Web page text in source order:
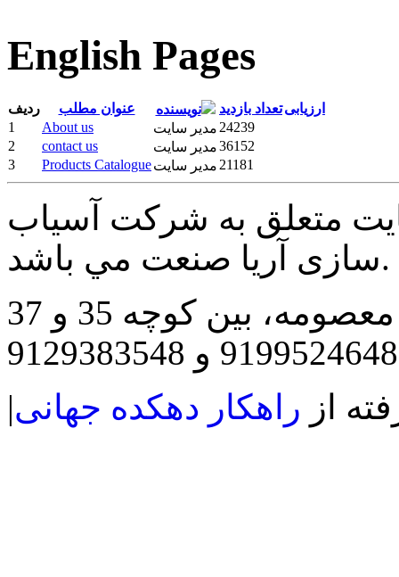
English Pages
ردیف عنوان مطلب نویسنده تعداد بازدیدارزیابی
1
About us مدیر سایت 24239
2
contact us مدیر سایت36152
3
Products Catalogueمدیر سایت 21181
متعلق به شرکت آسیاب
سازی آریا صنعت مي باشد.
بین کوچه 35 و 37
از راهکار دهکده جهانی